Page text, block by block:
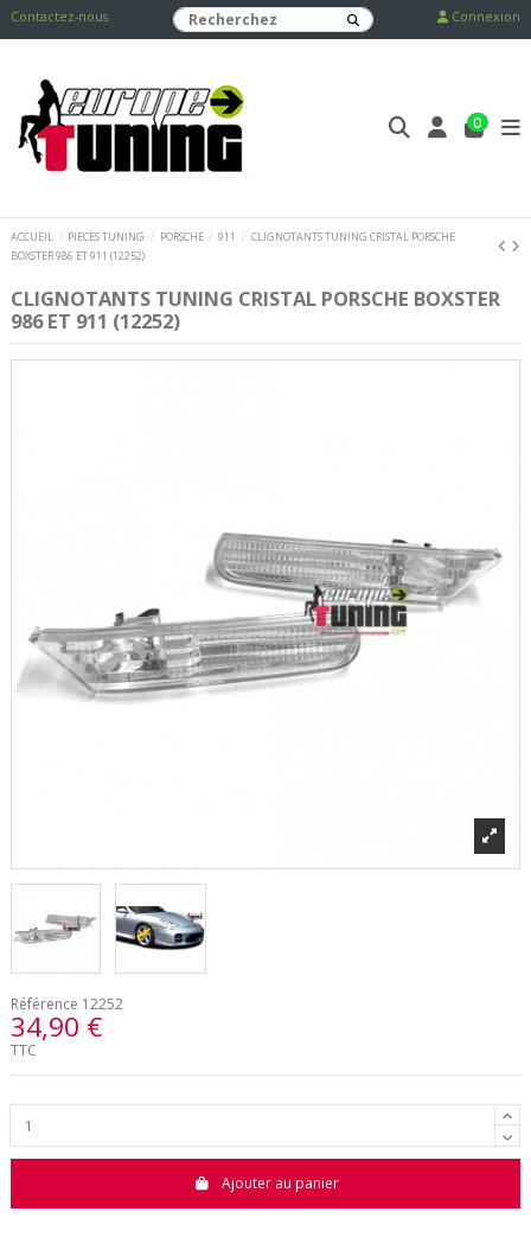
Contactez-nous Connexion
0
ACCUEIL PIECES TUNING PORSCHE 911
CLIGNOTANTS TUNING CRISTAL PORSCHE
BOXSTER 986 ET 911 (12252)
CLIGNOTANTS TUNING CRISTAL PORSCHE BOXSTER
986 ET 911 (12252)
Référence 12252
34,90 €
TTC
Ajouter au panier